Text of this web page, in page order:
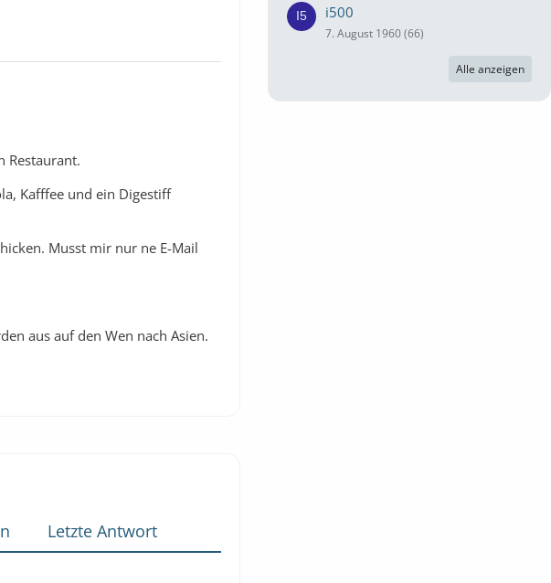
Restaurant.
Kafffee und ein Digestiff
Musst mir nur ne E-Mail
aus auf den Wen nach Asien.
Letzte Antwort
i500
7. August 1960 (66)
Alle anzeigen